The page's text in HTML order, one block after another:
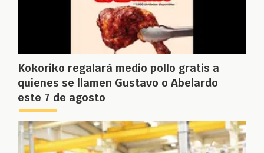
Kokoriko regalará medio pollo gratis a
quienes se llamen Gustavo o Abelardo
este 7 de agosto